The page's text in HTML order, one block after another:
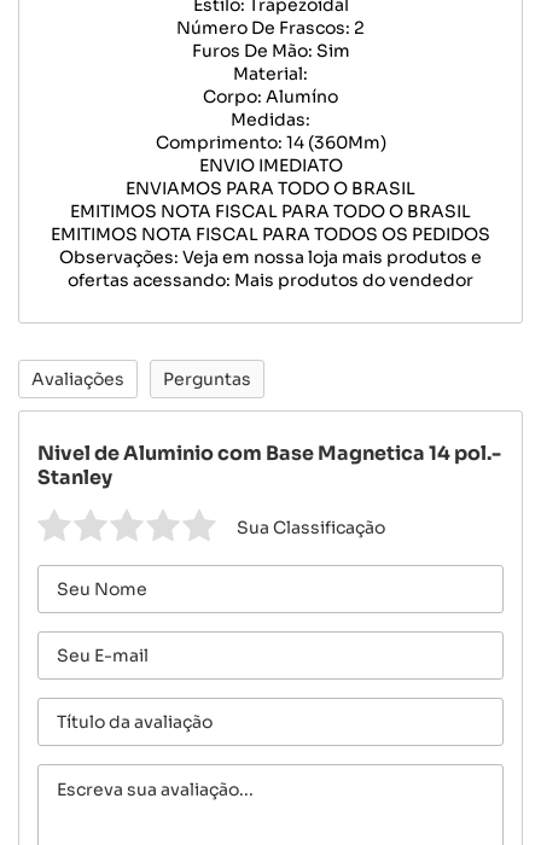
Estilo: Trapezoidal
Número De Frascos: 2
Furos De Mão: Sim
Material:
Corpo: Alumíno
Medidas:
Comprimento: 14 (360Mm)
ENVIO IMEDIATO
ENVIAMOS PARA TODO O BRASIL
EMITIMOS NOTA FISCAL PARA TODO O BRASIL
EMITIMOS NOTA FISCAL PARA TODOS OS PEDIDOS
Observações: Veja em nossa loja mais produtos e
ofertas acessando: Mais produtos do vendedor
Avaliações Perguntas
Nivel de Aluminio com Base Magnetica 14 pol.-
Stanley
Sua Classificação